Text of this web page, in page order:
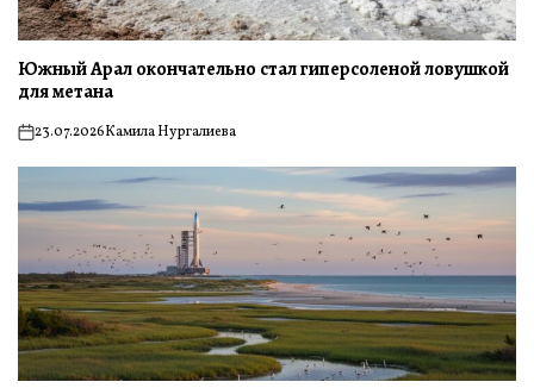
Южный Арал окончательно стал гиперсоленой ловушкой
для метана
on23.07.2026Камила Нургалиева